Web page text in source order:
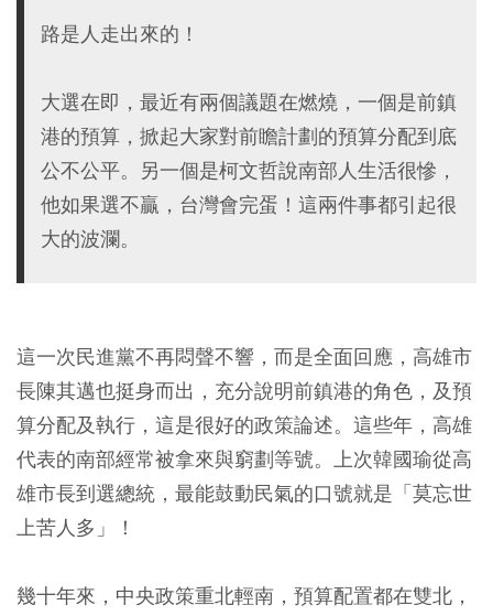
路是人走出來的！
大選在即，最近有兩個議題在燃燒，一個是前鎮
港的預算，掀起大家對前瞻計劃的預算分配到底
公不公平。另一個是柯文哲說南部人生活很慘，
他如果選不贏，台灣會完蛋！這兩件事都引起很
大的波瀾。
這一次民進黨不再悶聲不響，而是全面回應，高雄市
長陳其邁也挺身而出，充分說明前鎮港的角色，及預
算分配及執行，這是很好的政策論述。這些年，高雄
代表的南部經常被拿來與窮劃等號。上次韓國瑜從高
雄市長到選總統，最能鼓動民氣的口號就是「莫忘世
上苦人多」！
幾十年來，中央政策重北輕南，預算配置都在雙北，